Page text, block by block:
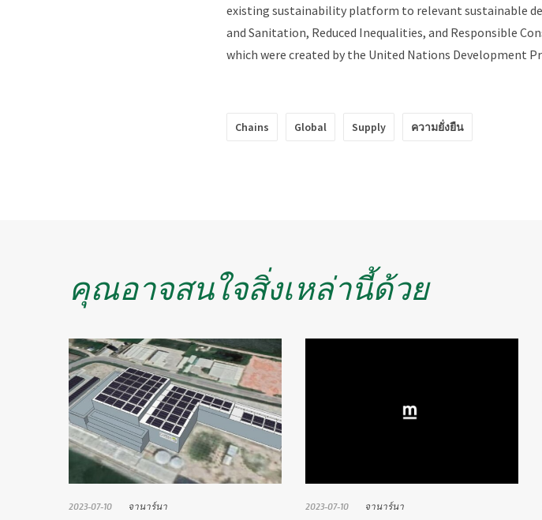
existing sustainability platform to relevant sustainable
and Sanitation, Reduced Inequalities, and Responsible
which were created by the United Nations Development
Chains Global Supply ความยั่งยืน
คุณอาจสนใจสิ่งเหล่านี้ด้วย
2023-07-10 จานาร์นา 2023-07-10 จานาร์นา